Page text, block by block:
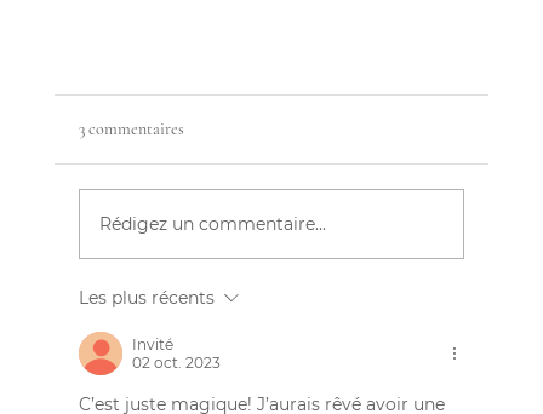
THE ROYAL EDUCATION C'EST QUOI ?
3 commentaires
Rédigez un commentaire...
Les plus récents
Invité
02 oct. 2023
C’est juste magique! J’aurais rêvé avoir une